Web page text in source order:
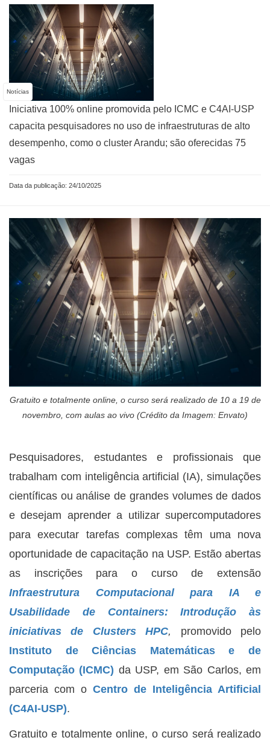
Notícias
Iniciativa 100% online promovida pelo ICMC e C4AI-USP
capacita pesquisadores no uso de infraestruturas de alto
desempenho, como o cluster Arandu; são oferecidas 75
vagas
Data da publicação: 24/10/2025
Gratuito e totalmente online, o curso será realizado de 10 a 19 de
novembro, com aulas ao vivo (Crédito da Imagem: Envato)
Pesquisadores, estudantes e profissionais que
trabalham com inteligência artificial (IA), simulações
científicas ou análise de grandes volumes de dados
e desejam aprender a utilizar supercomputadores
para executar tarefas complexas têm uma nova
oportunidade de capacitação na USP. Estão abertas
as inscrições para o curso de extensão
Infraestrutura Computacional para IA e
Usabilidade de Containers: Introdução às
iniciativas de Clusters HPC,
promovido pelo
Instituto de Ciências Matemáticas e de
Computação (ICMC) da USP, em São Carlos, em
parceria com o Centro de Inteligência Artificial
(C4AI-USP).
Gratuito e totalmente online, o curso será realizado